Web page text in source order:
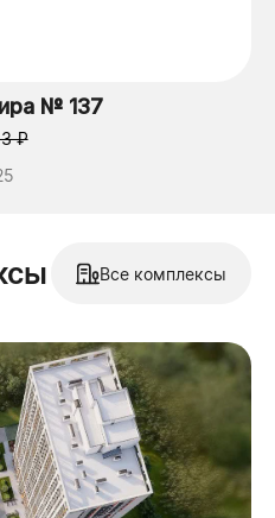
№ 137
₽
Все комплексы